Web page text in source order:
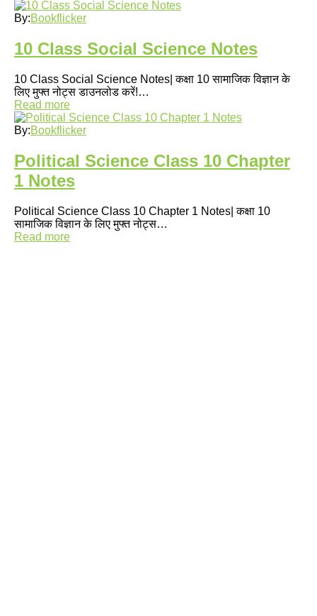
By:Bookflicker
10 Class Social Science Notes
10 Class Social Science Notes| कक्षा 10 सामाजिक विज्ञान के
लिए मुफ्त नोट्स डाउनलोड करें!…
Read more
By:Bookflicker
Political Science Class 10 Chapter
1 Notes
Political Science Class 10 Chapter 1 Notes| कक्षा 10
सामाजिक विज्ञान के लिए मुफ्त नोट्स…
Read more